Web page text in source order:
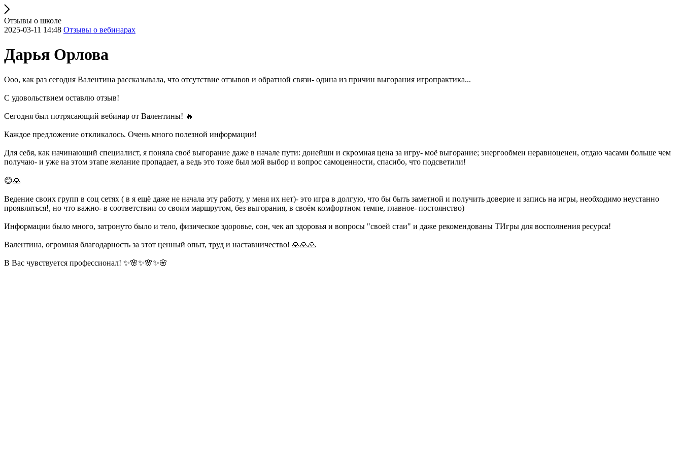
Отзывы о школе
2025-03-11 14:48 Отзывы о вебинарах
Дарья Орлова
Ооо, как раз сегодня Валентина рассказывала, что отсутствие отзывов и обратной связи- одина из причин выгорания игропрактика...
С удовольствием оставлю отзыв!
Сегодня был потрясающий вебинар от Валентины! 🔥
Каждое предложение откликалось. Очень много полезной информации!
Для себя, как начинающий специалист, я поняла своё выгорание даже в начале пути: донейшн и скромная цена за игру- моё выгорание; энергообмен неравноценен, отдаю часами больше чем
получаю- и уже на этом этапе желание пропадает, а ведь это тоже был мой выбор и вопрос самоценности, спасибо, что подсветили!
😊🙏
Ведение своих групп в соц сетях ( в я ещё даже не начала эту работу, у меня их нет)- это игра в долгую, что бы быть заметной и получить доверие и запись на игры, необходимо неустанно
проявляться!, но что важно- в соответствии со своим маршрутом, без выгорания, в своём комфортном темпе, главное- постоянство)
Информации было много, затронуто было и тело, физическое здоровье, сон, чек ап здоровья и вопросы "своей стаи" и даже рекомендованы ТИгры для восполнения ресурса!
Валентина, огромная благодарность за этот ценный опыт, труд и наставничество! 🙏🙏🙏
В Вас чувствуется профессионал! ✨🌸✨🌸✨🌸